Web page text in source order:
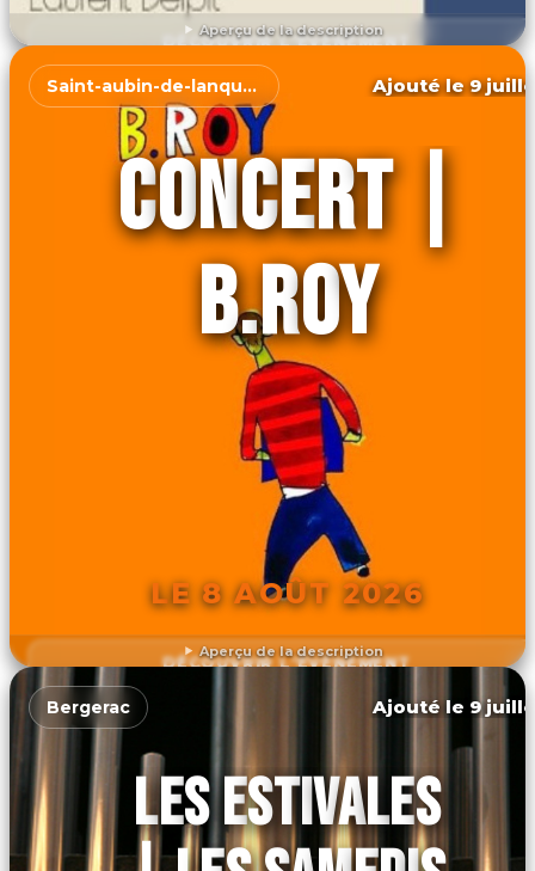
Aperçu de la description
DÉCOUVRIR L'ÉVÉNEMENT
Aperçu de la description
Saint-aubin-de-lanquais Ajouté le 9
CONCERT |
B.ROY
LE 8 AOÛT 2026
DÉCOUVRIR L'ÉVÉNEMENT
Bergerac Ajouté le 9
LES ESTIVALES